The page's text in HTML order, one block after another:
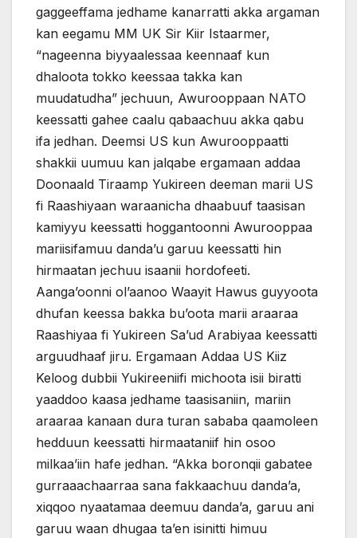
gaggeeffama jedhame kanarratti akka argaman
kan eegamu MM UK Sir Kiir Istaarmer,
“nageenna biyyaalessaa keennaaf kun
dhaloota tokko keessaa takka kan
muudatudha” jechuun, Awurooppaan NATO
keessatti gahee caalu qabaachuu akka qabu
ifa jedhan. Deemsi US kun Awurooppaatti
shakkii uumuu kan jalqabe ergamaan addaa
Doonaald Tiraamp Yukireen deeman marii US
fi Raashiyaan waraanicha dhaabuuf taasisan
kamiyyu keessatti hoggantoonni Awurooppaa
mariisifamuu danda’u garuu keessatti hin
hirmaatan jechuu isaanii hordofeeti.
Aanga’oonni ol’aanoo Waayit Hawus guyyoota
dhufan keessa bakka bu’oota marii araaraa
Raashiyaa fi Yukireen Sa’ud Arabiyaa keessatti
arguudhaaf jiru. Ergamaan Addaa US Kiiz
Keloog dubbii Yukireeniifi michoota isii biratti
yaaddoo kaasa jedhame taasisaniin, mariin
araaraa kanaan dura turan sababa qaamoleen
hedduun keessatti hirmaataniif hin osoo
milkaa’iin hafe jedhan. “Akka boronqii gabatee
gurraaachaarraa sana fakkaachuu danda’a,
xiqqoo nyaatamaa deemuu danda’a, garuu ani
garuu waan dhugaa ta’en isinitti himuu